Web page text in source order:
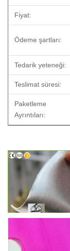
Fiyat:
Ödeme şartları:
Tedarik yeteneği:
Teslimat süresi:
Paketleme
Ayrıntıları: